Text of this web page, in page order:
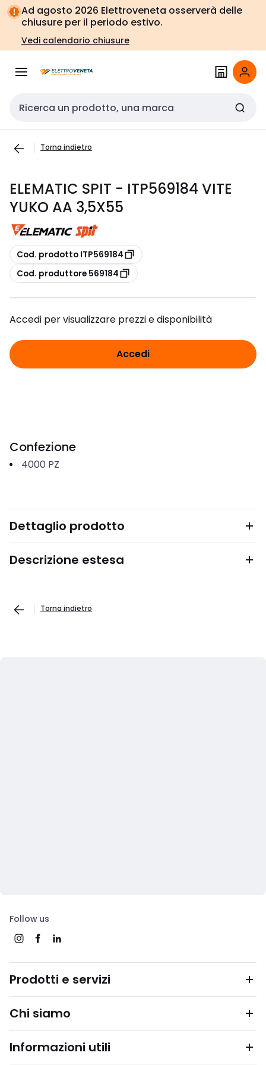
Vai alla
navigazione
Vai
alla
pagina
Ad agosto 2026 Elettroveneta osserverà delle
chiusure per il periodo estivo.
Vedi calendario chiusure
Cerca input
Torna indietro
ELEMATIC SPIT - ITP569184 VITE
YUKO AA 3,5X55
copia
Cod. prodotto ITP569184
copia
Cod. produttore 569184
Accedi per visualizzare prezzi e disponibilità
Accedi
Confezione
4000 PZ
Dettaglio prodotto
Descrizione estesa
Torna indietro
Follow us
Prodotti e servizi
Chi siamo
Informazioni utili